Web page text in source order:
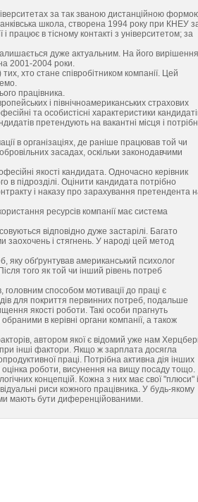
за так званою дистанційною
школа, створена 1994 року при КНЕУ
працює в тісному контакті з університетом; за
дуже актуальним. На його вирішення
2001-2004 роки.
хто стане співробітником компанії. Цей
працівника.
і північноамериканських страхових
та особистісні характеристики
претендують на вакантні місця і
в організаціях, де раніше працював той чи
засадах, оскільки законодавчими
якості кандидата. Одночасно керівник
в підрозділі. Оцінити кандидата потрібно
і наказу про зарахування претендента
ресурсів компанії має система
відповідно дуже застарілі. Багато
заохочень і стягнень. У народі цей метод
яку обґрунтував американський психолог
того як той чи інший рівень потреб
головним способом мотивації до праці є
для покриття первинних потреб, подальше
якості роботи. Такі особи прагнуть
в керівні органи компанії, а також
автором якої є відомий уже нам
інші фактори. Якщо ж зарплата досягла
праці. Потрібна активна дія інших
роботи, висунення на вищу посаду тощо.
концепцій. Кожна з них має свої "плюси" і
риси кожного працівника. У будь-якому
мають бути диференційованими.